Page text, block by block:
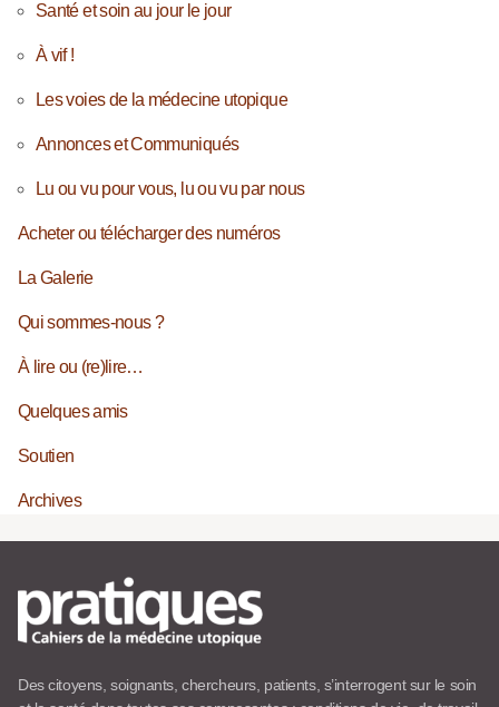
Santé et soin au jour le jour
À vif !
Les voies de la médecine utopique
Annonces et Communiqués
Lu ou vu pour vous, lu ou vu par nous
Acheter ou télécharger des numéros
La Galerie
Qui sommes-nous ?
À lire ou (re)lire…
Quelques amis
Soutien
Archives
Des citoyens, soignants, chercheurs, patients, s’interrogent sur le soin